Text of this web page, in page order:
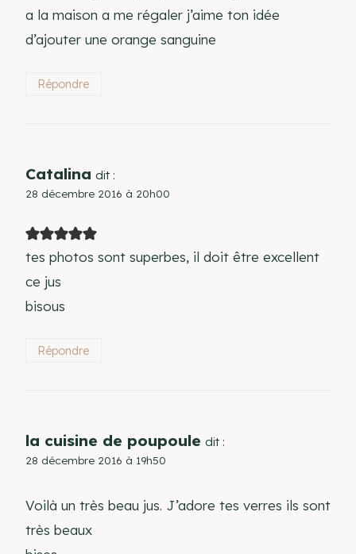
a la maison a me régaler j’aime ton idée
d’ajouter une orange sanguine
Répondre
Catalina dit :
28 décembre 2016 à 20h00
tes photos sont superbes, il doit être excellent
ce jus
bisous
Répondre
la cuisine de poupoule dit :
28 décembre 2016 à 19h50
Voilà un très beau jus. J’adore tes verres ils sont
très beaux